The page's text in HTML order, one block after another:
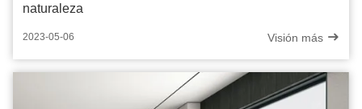
naturaleza
2023-05-06 Visión más